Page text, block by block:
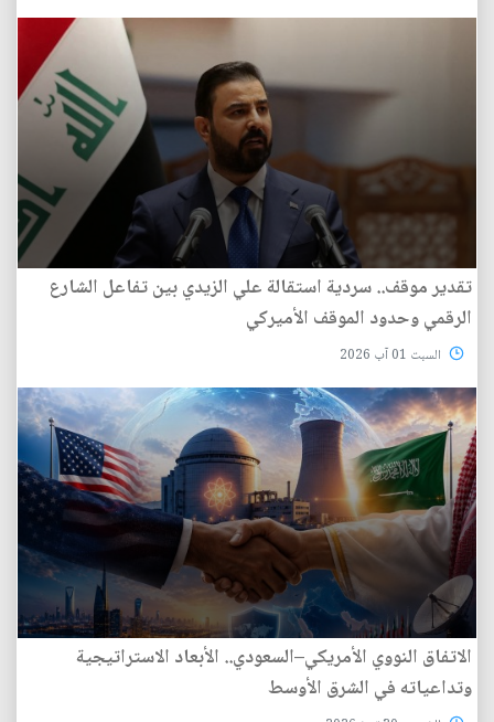
تقدير موقف.. سردية استقالة علي الزيدي بين تفاعل الشارع
الرقمي وحدود الموقف الأميركي
السبت 01 آب 2026
الاتفاق النووي الأمريكي–السعودي.. الأبعاد الاستراتيجية
وتداعياته في الشرق الأوسط